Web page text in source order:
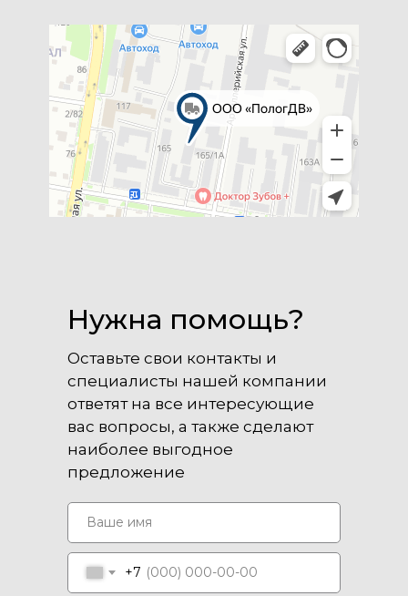
Нужна помощь?
Оставьте свои контакты и
специалисты нашей компании
ответят на все интересующие
вас вопросы, а также сделают
наиболее выгодное
предложение
+7